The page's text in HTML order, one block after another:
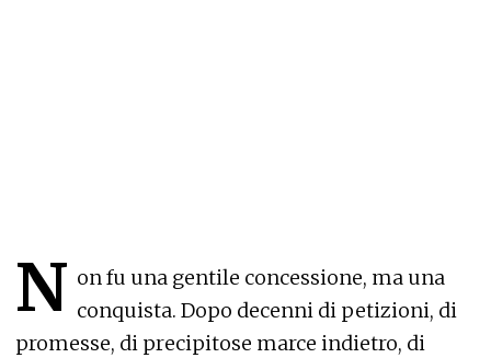
N on fu una gentile concessione, ma una
conquista. Dopo decenni di petizioni, di
promesse, di precipitose marce indietro, di